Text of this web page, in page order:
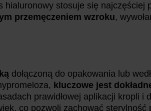
stosuje się najczęściej
przemęczeniem wzroku,
dołączoną do opakowania lub
kluczowe jest
prawidłowej aplikacji kropli i
co pozwoli zachować sterylność